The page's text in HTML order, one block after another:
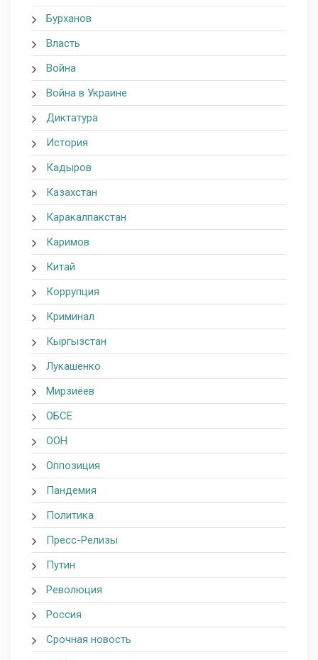
Бурханов
Власть
Война
Война в Украине
Диктатура
История
Кадыров
Казахстан
Каракалпакстан
Каримов
Китай
Коррупция
Криминал
Кыргызстан
Лукашенко
Мирзиёев
ОБСЕ
ООН
Оппозиция
Пандемия
Политика
Пресс-Релизы
Путин
Революция
Россия
Срочная новость